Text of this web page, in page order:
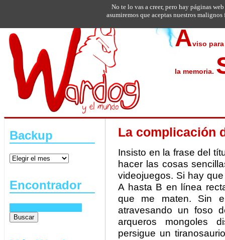
Aviso
la memoria.
Backup
Encontrador
La complicación
Insisto en la frase del
hacer las cosas
videojuegos. Si hay
A hasta B en línea
que me maten. Sin
atravesando un foso
arqueros mongoles
persigue un
No te lo vas a creer, pero hay páginas
asumiremos que aceptas nuestros